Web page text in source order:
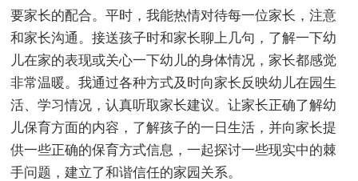
要家长的配合。平时，我能热情对待每一位家长，注意
和家长沟通。接送孩子时和家长聊上几句，了解一下幼
儿在家的表现或关心一下幼儿的身体情况，家长都感觉
非常温暖。我通过各种方式及时向家长反映幼儿在园生
活、学习情况，认真听取家长建议。让家长正确了解幼
儿保育方面的内容，了解孩子的一日生活，并向家长提
供一些正确的保育方式信息，一起探讨一些现实中的棘
手问题，建立了和谐信任的家园关系。